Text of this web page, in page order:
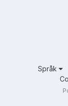
Språk